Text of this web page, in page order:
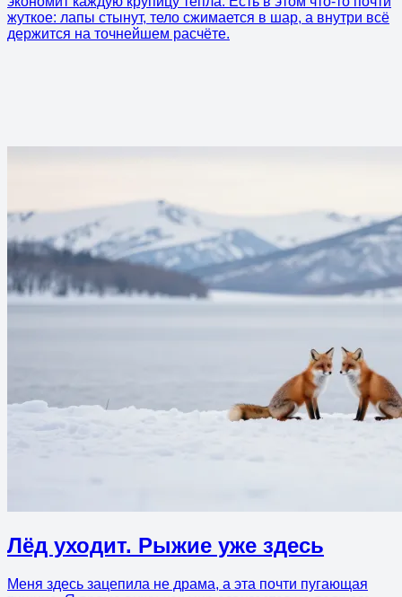
жуткое: лапы стынут, тело сжимается в шар, а внутри всё
держится на точнейшем расчёте.
Лёд уходит. Рыжие уже здесь
Меня здесь зацепила не драма, а эта почти пугающая